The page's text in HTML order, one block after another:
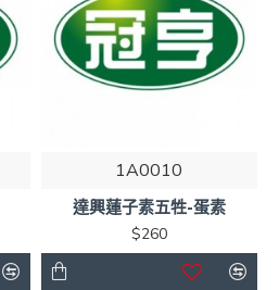
1A0010
達興蓮子素五牲-蛋素
$260